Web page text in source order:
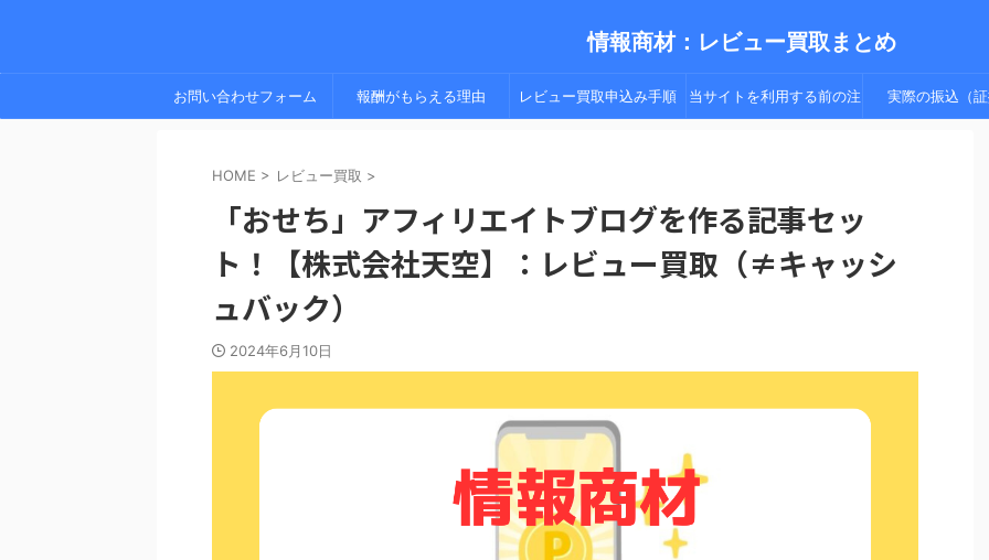
情報商材：レビュー買取まとめ
お問い合わせフォーム 報酬がもらえる理由 レビュー買取申込み手順 当サイトを利用する前の注 実際の振込（証
HOME > レビュー買取 >
「おせち」アフィリエイトブログを作る記事セッ
ト！【株式会社天空】：レビュー買取（≠キャッシ
ュバック）
2024年6月10日